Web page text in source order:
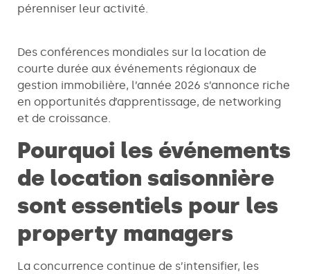
pérenniser leur activité.
Des conférences mondiales sur la location de
courte durée aux événements régionaux de
gestion immobilière, l’année 2026 s’annonce riche
en opportunités d’apprentissage, de networking
et de croissance.
Pourquoi les événements
de location saisonnière
sont essentiels pour les
property managers
La concurrence continue de s’intensifier, les